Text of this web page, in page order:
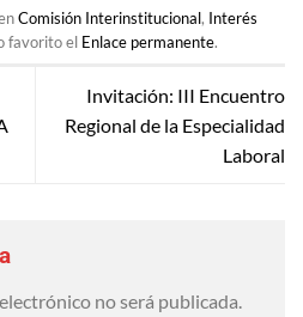
Comisión Interinstitucional, Interés
favorito el Enlace permanente.
Invitación: III Encuentro
Regional de la Especialidad
Laboral
no será publicada.